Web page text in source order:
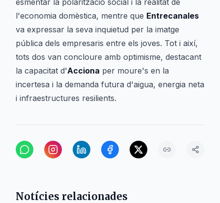
esmentar la polarització social i la realitat de
l'economia domèstica, mentre que Entrecanales
va expressar la seva inquietud per la imatge
pública dels empresaris entre els joves. Tot i així,
tots dos van concloure amb optimisme, destacant
la capacitat d'Acciona per moure's en la
incertesa i la demanda futura d'aigua, energia neta
i infraestructures resilients.
Notícies relacionades